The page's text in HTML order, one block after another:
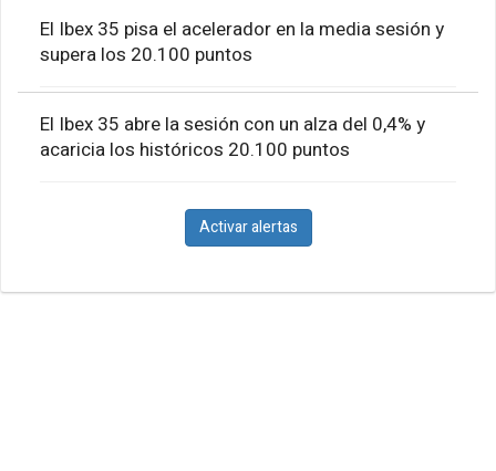
El Ibex 35 pisa el acelerador en la media sesión y
supera los 20.100 puntos
El Ibex 35 abre la sesión con un alza del 0,4% y
acaricia los históricos 20.100 puntos
Activar alertas